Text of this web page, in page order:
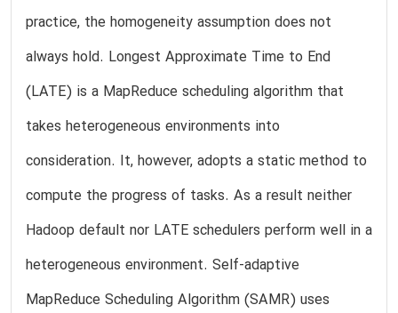
practice, the homogeneity assumption does not
always hold. Longest Approximate Time to End
(LATE) is a MapReduce scheduling algorithm that
takes heterogeneous environments into
consideration. It, however, adopts a static method to
compute the progress of tasks. As a result neither
Hadoop default nor LATE schedulers perform well in a
heterogeneous environment. Self-adaptive
MapReduce Scheduling Algorithm (SAMR) uses